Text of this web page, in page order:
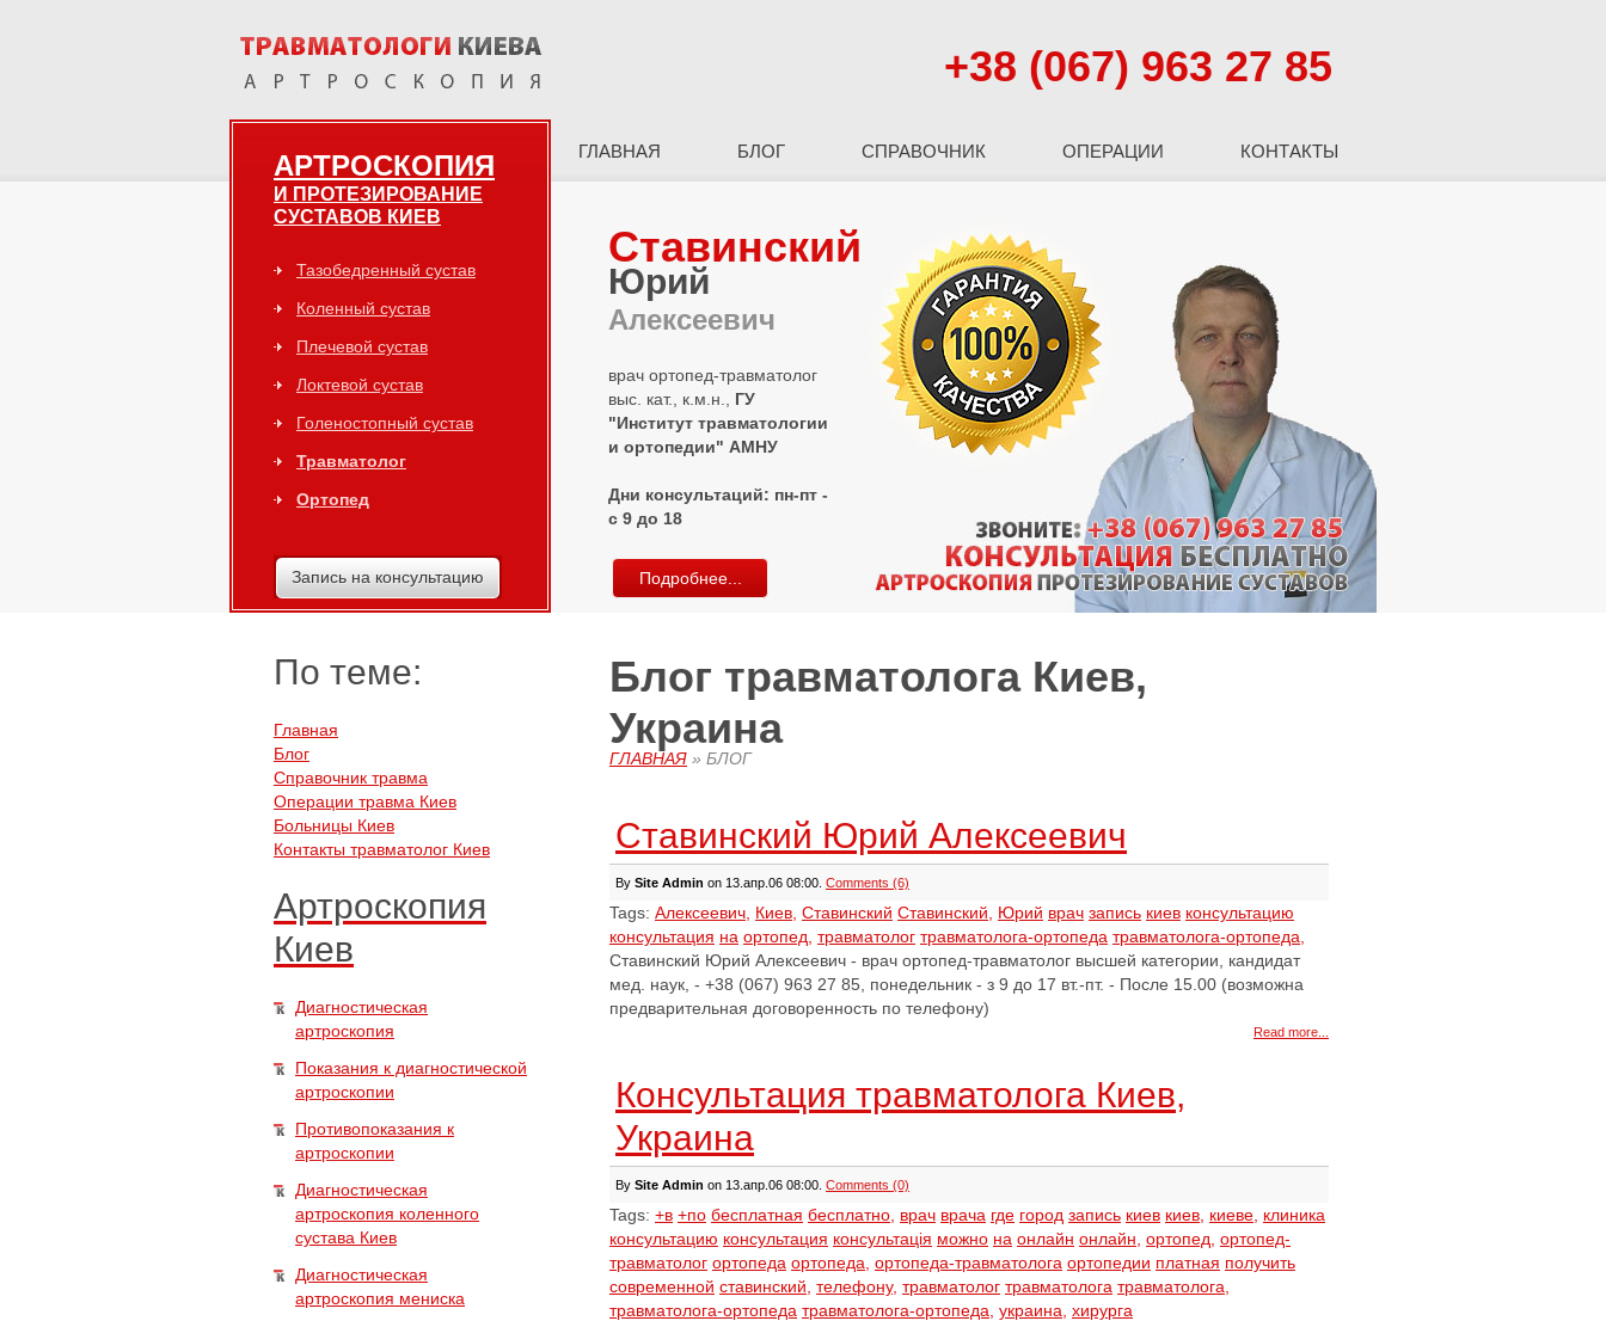
+38 (067) 963 27 85
ГЛАВНАЯ БЛОГ СПРАВОЧНИК ОПЕРАЦИИ КОНТАКТЫ
АРТРОСКОПИЯ
И ПРОТЕЗИРОВАНИЕ
СУСТАВОВ КИЕВ
Тазобедренный сустав
Коленный сустав
Плечевой сустав
Локтевой сустав
Голеностопный сустав
Травматолог
Ортопед
Запись на консультацию
Ставинский
Юрий
Алексеевич
врач ортопед-травматолог
выс. кат., к.м.н., ГУ
"Институт травматологии
и ортопедии" АМНУ
Дни консультаций: пн-пт -
с 9 до 18
Подробнее...
По теме:
Главная
Блог
Справочник травма
Операции травма Киев
Больницы Киев
Контакты травматолог Киев
Артроскопия
Киев
Диагностическая
артроскопия
Показания к диагностической
артроскопии
Противопоказания к
артроскопии
Диагностическая
артроскопия коленного
сустава Киев
Диагностическая
артроскопия мениска
Блог травматолога Киев,
Украина
ГЛАВНАЯ » БЛОГ
Ставинский Юрий Алексеевич
By Site Admin on 13.апр.06 08:00. Comments (6)
Tags: Алексеевич, Киев, Ставинский Ставинский, Юрий врач запись киев консультацию
консультация на ортопед, травматолог травматолога-ортопеда травматолога-ортопеда,
Ставинский Юрий Алексеевич - врач ортопед-травматолог высшей категории, кандидат
мед. наук, - +38 (067) 963 27 85, понедельник - з 9 до 17 вт.-пт. - После 15.00 (возможна
предварительная договоренность по телефону)
Read more...
Консультация травматолога Киев,
Украина
By Site Admin on 13.апр.06 08:00. Comments (0)
Tags: +в +по бесплатная бесплатно, врач врача где город запись киев киев, киеве, клиника
консультацию консультация консультація можно на онлайн онлайн, ортопед, ортопед-
травматолог ортопеда ортопеда, ортопеда-травматолога ортопедии платная получить
современной ставинский, телефону, травматолог травматолога травматолога,
травматолога-ортопеда травматолога-ортопеда, украина, хирурга